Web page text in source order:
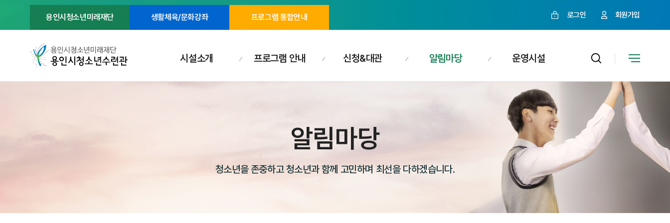
용인시청소년미래재단 생활체육/문화강좌 프로그램 통합안내 로그인 회원가입
시설소개 프로그램 안내 신청&대관 알림마당 운영시설
알림마당
청소년을 존중하고 청소년과 함께 고민하며 최선을 다하겠습니다.